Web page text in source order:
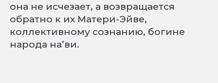
она не исчезает, а возвращается
обратно к их Матери-Эйве,
коллективному сознанию, богине
народа на’ви.